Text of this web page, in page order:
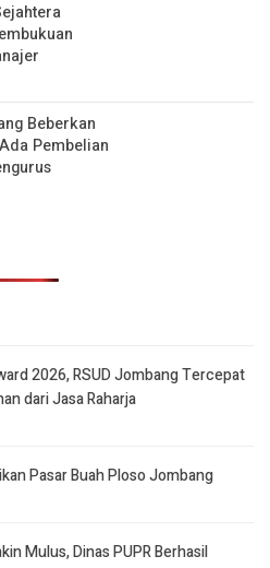
Beberkan
Pembelian
2026, RSUD Jombang Tercepat
dari Jasa Raharja
Pasar Buah Ploso Jombang
Mulus, Dinas PUPR Berhasil